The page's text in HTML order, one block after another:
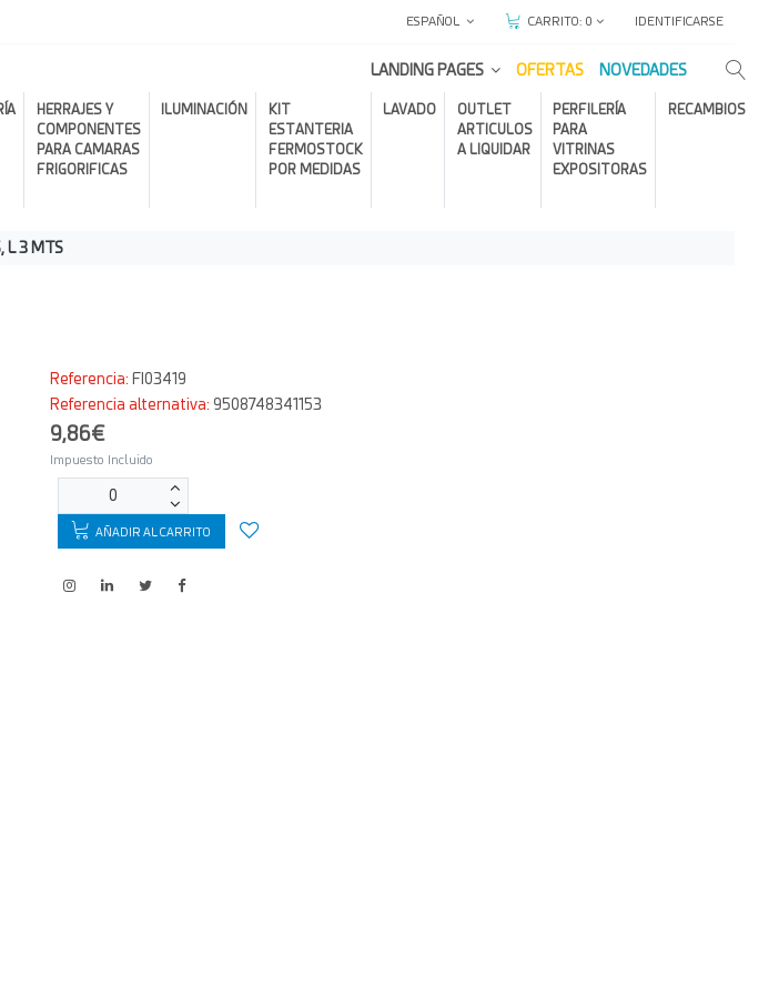
ESPAÑOL CARRITO: 0 IDENTIFICARSE
LANDING PAGES OFERTAS NOVEDADES
HERRAJES Y
COMPONENTES
PARA CAMARAS
FRIGORIFICAS
ILUMINACIÓN
KIT
ESTANTERIA
FERMOSTOCK
POR MEDIDAS
LAVADO
OUTLET
ARTICULOS
A LIQUIDAR
PERFILERÍA
PARA
VITRINAS
EXPOSITORAS
RECAMBIOS
L 3 MTS
Referencia: FI03419
Referencia alternativa: 9508748341153
9,86€
Impuesto Incluido
AÑADIR AL CARRITO